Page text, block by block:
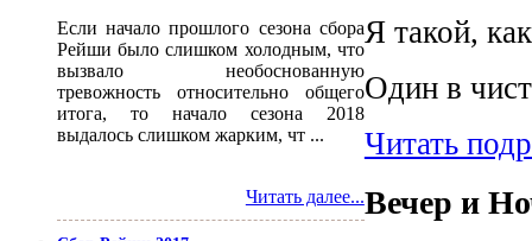
Я такой,
Один в
Читать
Вечер и
Если начало прошлого сезона сбора
Рейши было слишком холодным, что
вызвало необоснованную
тревожность относительно общего
итога, то начало сезона 2018
выдалось слишком жарким, чт ...
Читать далее...